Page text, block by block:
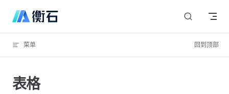
Skip to content
菜单 回到顶部
表格